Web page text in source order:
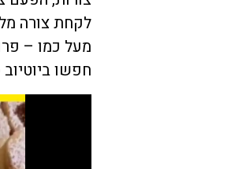
לקחת צורה
מעל כמו –
חפשו